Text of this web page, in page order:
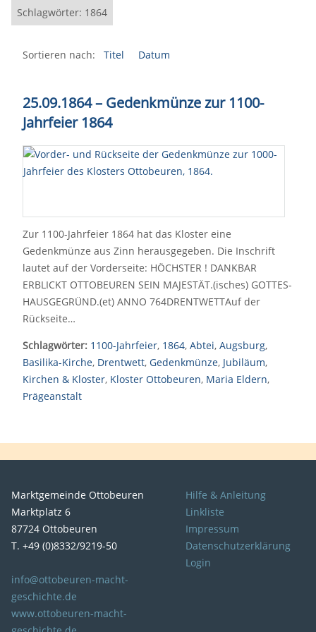
Schlagwörter: 1864
Sortieren nach: Titel Datum
25.09.1864 – Gedenkmünze zur 1100-
Jahrfeier 1864
Zur 1100-Jahrfeier 1864 hat das Kloster eine
Gedenkmünze aus Zinn herausgegeben. Die Inschrift
lautet auf der Vorderseite: HÖCHSTER ! DANKBAR
ERBLICKT OTTOBEUREN SEIN MAJESTÄT.(isches) GOTTES-
HAUSGEGRÜND.(et) ANNO 764DRENTWETTAuf der
Rückseite…
Schlagwörter: 1100-Jahrfeier, 1864, Abtei, Augsburg,
Basilika-Kirche, Drentwett, Gedenkmünze, Jubiläum,
Kirchen & Kloster, Kloster Ottobeuren, Maria Eldern,
Prägeanstalt
Marktgemeinde Ottobeuren
Marktplatz 6
87724 Ottobeuren
T. +49 (0)8332/9219-50
info@ottobeuren-macht-
geschichte.de
www.ottobeuren-macht-
Hilfe & Anleitung
Linkliste
Impressum
Datenschutzerklärung
Login